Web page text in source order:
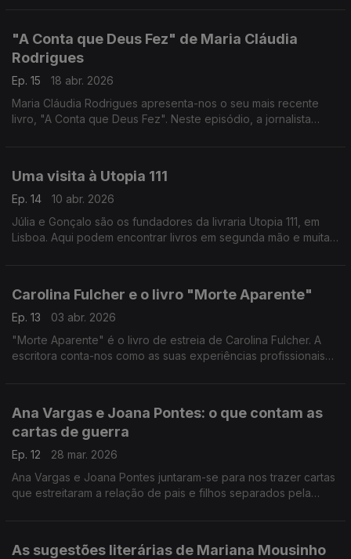
"A Conta que Deus Fez" de Maria Cláudia
Rodrigues
Ep. 15
18 abr. 2026
Maria Cláudia Rodrigues apresenta-nos o seu mais recente
livro, "A Conta que Deus Fez". Neste episódio, a jornalista
Uma visita à Utopia 111
Ep. 14
10 abr. 2026
Júlia e Gonçalo são os fundadores da livraria Utopia 111, em
Lisboa. Aqui podem encontrar livros em segunda mão e muitas
Carolina Fulcher e o livro "Morte Aparente"
Ep. 13
03 abr. 2026
"Morte Aparente" é o livro de estreia de Carolina Fulcher. A
escritora conta-nos como as suas experiências profissionais
Ana Vargas e Joana Pontes: o que contam as
cartas de guerra
Ep. 12
28 mar. 2026
Ana Vargas e Joana Pontes juntaram-se para nos trazer cartas
que estreitaram a relação de pais e filhos separados pela
As sugestões literárias de Mariana Mousinho